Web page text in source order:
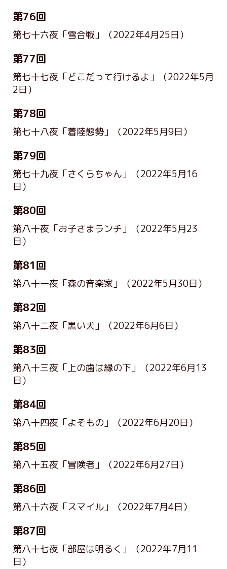
第76回
第七十六夜「雪合戦」 （2022年4月25日）
第77回
第七十七夜「どこだって行けるよ」
（2022年5月
2日）
第78回
第七十八夜「着陸態勢」 （2022年5月9日）
第79回
第七十九夜「さくらちゃん」
（2022年5月16
日）
第80回
第八十夜「お子さまランチ」
（2022年5月23
日）
第81回
第八十一夜「森の音楽家」 （2022年5月30日）
第82回
第八十二夜「黒い犬」 （2022年6月6日）
第83回
第八十三夜「上の歯は縁の下」
（2022年6月13
日）
第84回
第八十四夜「よそもの」 （2022年6月20日）
第85回
第八十五夜「冒険者」 （2022年6月27日）
第86回
第八十六夜「スマイル」 （2022年7月4日）
第87回
第八十七夜「部屋は明るく」
（2022年7月11
日）